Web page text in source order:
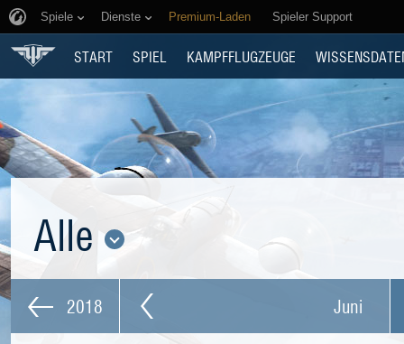
Spiele Dienste Premium-Laden Spieler Support
START SPIEL KAMPFFLUGZEUGE
Alle
2018 Juni